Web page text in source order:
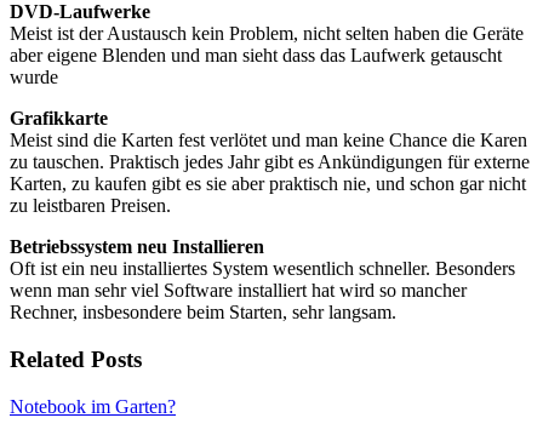
DVD-Laufwerke
Meist ist der Austausch kein Problem, nicht selten haben die Geräte
aber eigene Blenden und man sieht dass das Laufwerk getauscht
wurde
Grafikkarte
Meist sind die Karten fest verlötet und man keine Chance die Karen
zu tauschen. Praktisch jedes Jahr gibt es Ankündigungen für externe
Karten, zu kaufen gibt es sie aber praktisch nie, und schon gar nicht
zu leistbaren Preisen.
Betriebssystem neu Installieren
Oft ist ein neu installiertes System wesentlich schneller. Besonders
wenn man sehr viel Software installiert hat wird so mancher
Rechner, insbesondere beim Starten, sehr langsam.
Related Posts
Notebook im Garten?